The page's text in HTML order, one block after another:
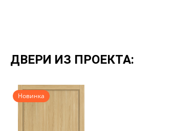
ДВЕРИ ИЗ ПРОЕКТА:
Новинка